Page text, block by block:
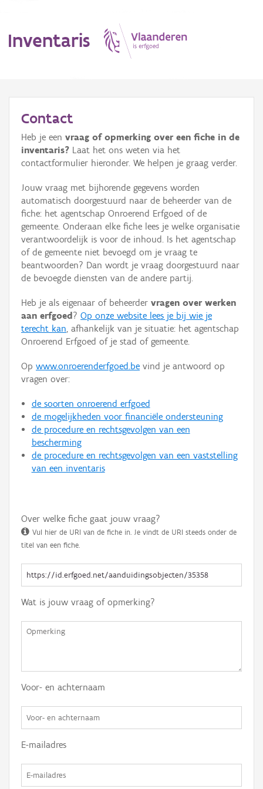
Inventaris
Erfgoedobject
Aanduidingsobject
Waarneming
Thema
Gebeurtenis
Persoon of collectief
Hergebruik
Aanmelden
Contact
Heb je een vraag of opmerking over een fiche in de
inventaris? Laat het ons weten via het
contactformulier hieronder. We helpen je graag verder.
Jouw vraag met bijhorende gegevens worden
automatisch doorgestuurd naar de beheerder van de
fiche: het agentschap Onroerend Erfgoed of de
gemeente. Onderaan elke fiche lees je welke organisatie
verantwoordelijk is voor de inhoud. Is het agentschap
of de gemeente niet bevoegd om je vraag te
beantwoorden? Dan wordt je vraag doorgestuurd naar
de bevoegde diensten van de andere partij.
Heb je als eigenaar of beheerder vragen over werken
aan erfgoed ? Op onze website lees je bij wie je
terecht kan, afhankelijk van je situatie: het agentschap
Onroerend Erfgoed of je stad of gemeente.
Op www.onroerenderfgoed.be vind je antwoord op
vragen over:
de soorten onroerend erfgoed
de mogelijkheden voor financiële ondersteuning
de procedure en rechtsgevolgen van een
bescherming
de procedure en rechtsgevolgen van een vaststelling
van een inventaris
Over welke fiche gaat jouw vraag?
Vul hier de URI van de fiche in. Je vindt de URI steeds onder de
titel van een fiche.
Wat is jouw vraag of opmerking?
Voor- en achternaam
E-mailadres